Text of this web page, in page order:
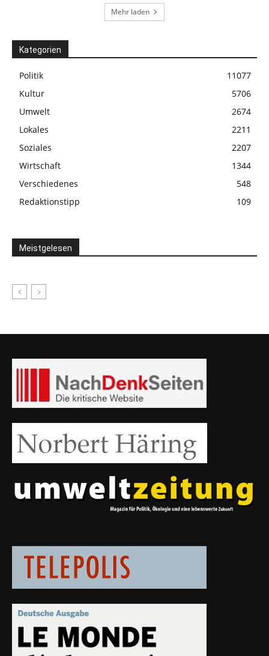
Mehr laden
Kategorien
Politik
11077
Kultur
5706
Umwelt
2674
Lokales
2211
Soziales
2207
Wirtschaft
1344
Verschiedenes
548
Redaktionstipp
109
Meistgelesen